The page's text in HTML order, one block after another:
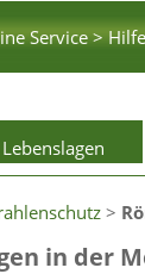
Service >
Lebenslagen
>
in der